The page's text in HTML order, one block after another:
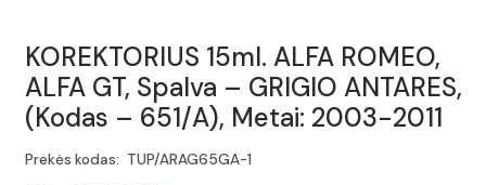
KOREKTORIUS 15ml. ALFA ROMEO,
ALFA GT, Spalva – GRIGIO ANTARES,
(Kodas – 651/A), Metai: 2003-2011
Prekės kodas: TUP/ARAG65GA-1